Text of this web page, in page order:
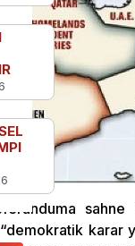
sahne
“demokratik